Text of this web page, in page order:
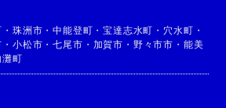
・珠洲市 ・中能登町 ・宝達志水町 ・ 穴水町 ・
・小松市 ・七尾市 ・ 加賀市 ・ 野々市市 ・ 能美
灘町